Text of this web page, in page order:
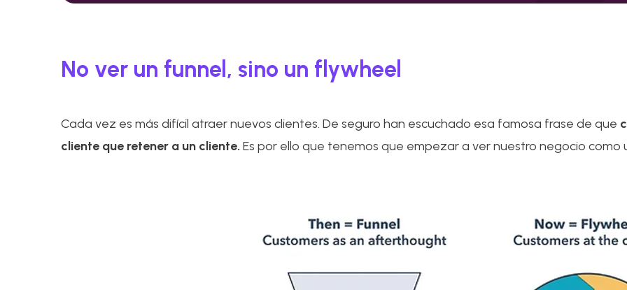
No ver un funnel, sino un flywheel
Cada vez es más difícil atraer nuevos clientes. De seguro han escuchado esa famosa frase de que
cliente que retener a un cliente.Es por ello que tenemos que empezar a ver nuestro negocio como